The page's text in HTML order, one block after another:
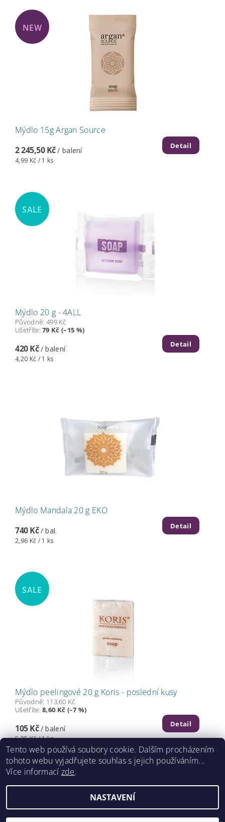
NEW
Mýdlo 15g Argan Source
2 245,50 Kč/ balení
4,99 Kč / 1 ks
Detail
SALE
Mýdlo 20 g - 4ALL
Původně: 499 Kč
Ušetříte:79 Kč (–15 %)
420 Kč/ balení
4,20 Kč / 1 ks
Detail
Mýdlo Mandala 20 g EKO
740 Kč/ bal.
2,96 Kč / 1 ks
Detail
SALE
Mýdlo peelingové 20 g Koris - poslední kusy
Původně: 113,60 Kč
Ušetříte:8,60 Kč (–7 %)
105 Kč/ balení
5,25 Kč / 1 ks
Detail
2026 ©www.caretrade.cz, všechna práva vyhrazena
Tento web používá soubory cookie. Dalším procházením
tohoto webu vyjadřujete souhlas s jejich používáním...
Více informací zde.
NASTAVENÍ